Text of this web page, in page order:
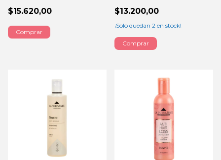
$15.620,00 $13.200,00
¡Solo quedan 2 en stock!